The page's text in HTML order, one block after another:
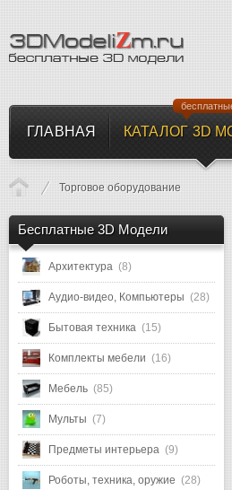
ГЛАВНАЯ КАТАЛОГ 3D
Торговое оборудование
Бесплатные 3D Модели
Архитектура (8)
Аудио-видео, Компьютеры (28)
Бытовая техника (15)
Комплекты мебели (16)
Мебель (85)
Мульты (7)
Предметы интерьера (9)
Роботы, техника, оружие (28)